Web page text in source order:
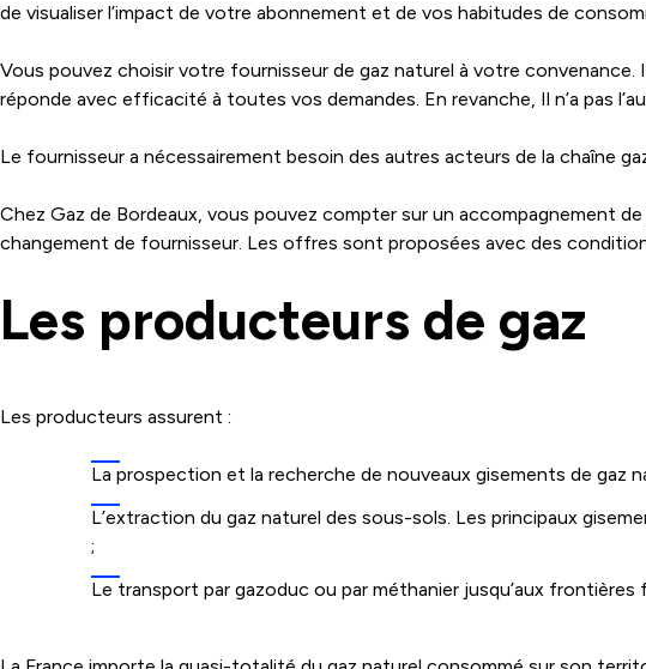
de visualiser l’impact de votre abonnement et de vos habitudes de
Vous pouvez choisir votre fournisseur de gaz naturel à votre
réponde avec efficacité à toutes vos demandes. En revanche, Il n’a pas
Le fournisseur a nécessairement besoin des autres acteurs de la chaîne
Chez Gaz de Bordeaux, vous pouvez compter sur un accompagnement
changement de fournisseur. Les offres sont proposées avec des
Les producteurs de gaz
Les producteurs assurent :
La prospection et la recherche de nouveaux gisements de gaz
L’extraction du gaz naturel des sous-sols. Les principaux
;
Le transport par gazoduc ou par méthanier jusqu’aux frontières